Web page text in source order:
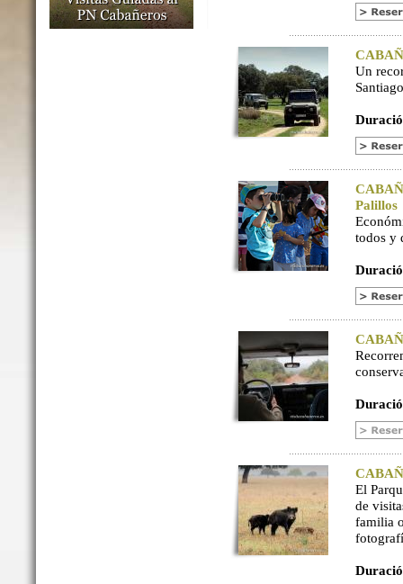
Un
Palillos
todos y
El
de
familia